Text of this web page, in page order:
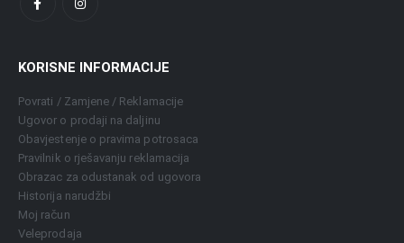
KORISNE INFORMACIJE
Povrati / Zamjene / Reklamacije
Ugovor o prodaji na daljinu
Obavjestenje o pravima potrosaca
Pravilnik o rješavanju reklamacija
Obrazac za odustanak od ugovora
Historija narudžbi
Moj račun
Veleprodaja